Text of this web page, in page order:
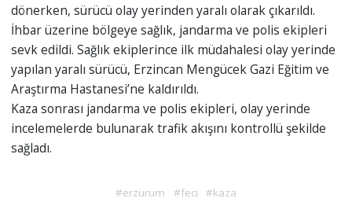
dönerken, sürücü olay yerinden yaralı olarak çıkarıldı.
İhbar üzerine bölgeye sağlık, jandarma ve polis ekipleri
sevk edildi. Sağlık ekiplerince ilk müdahalesi olay yerinde
yapılan yaralı sürücü, Erzincan Mengücek Gazi Eğitim ve
Araştırma Hastanesi’ne kaldırıldı.
Kaza sonrası jandarma ve polis ekipleri, olay yerinde
incelemelerde bulunarak trafik akışını kontrollü şekilde
sağladı.
#erzurum #feci #kaza